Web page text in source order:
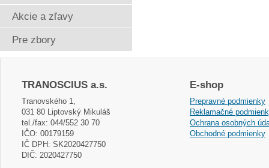
Akcie a zľavy
Pre zbory
TRANOSCIUS a.s.
Tranovského 1,
031 80 Liptovský Mikuláš
tel./fax: 044/552 30 70
IČO: 00179159
IČ DPH: SK2020427750
DIČ: 2020427750
E-shop
Prepravné podmienky
Reklamačné
Ochrana osobných
Obchodné podmienky